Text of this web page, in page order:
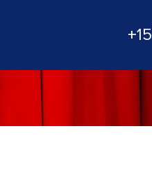
+15